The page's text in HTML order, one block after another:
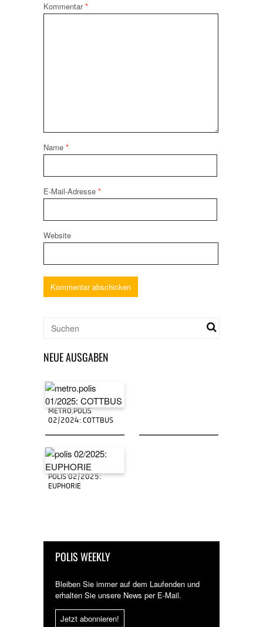
Kommentar*
Name *
E-Mail-Adresse *
Website
NEUE AUSGABEN
METRO.POLIS
02/2024: COTTBUS
POLIS 02/2025:
EUPHORIE
POLIS WEEKLY
Bleiben Sie immer auf dem Laufenden und
erhalten Sie unsere News per E-Mail.
Jetzt abonnieren!